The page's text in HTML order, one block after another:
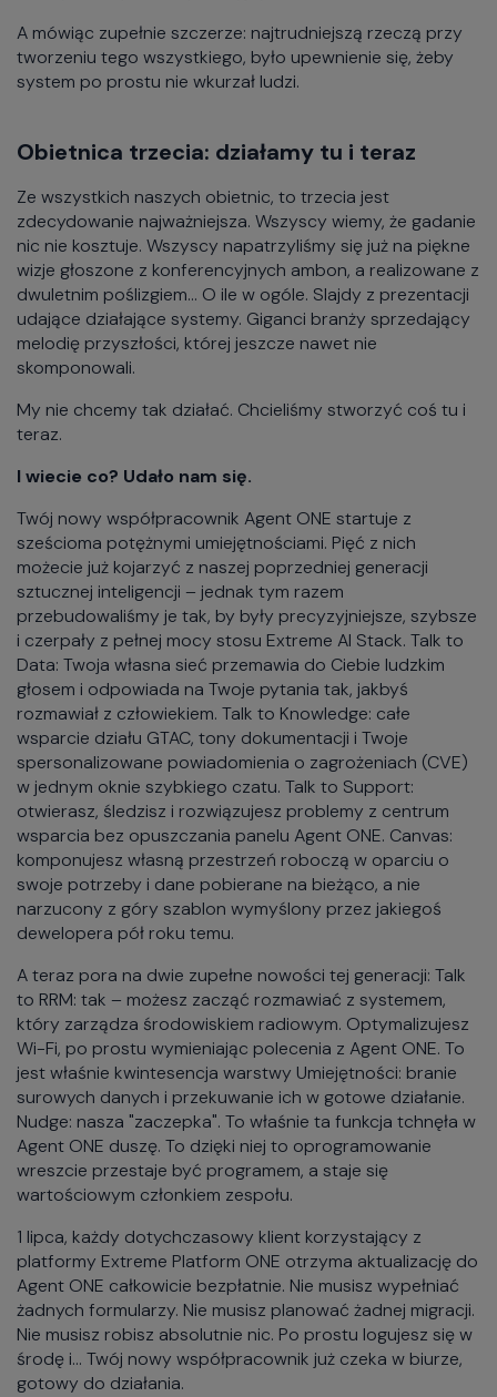
A mówiąc zupełnie szczerze: najtrudniejszą rzeczą przy
tworzeniu tego wszystkiego, było upewnienie się, żeby
system po prostu nie wkurzał ludzi.
Obietnica trzecia: działamy tu i teraz
Ze wszystkich naszych obietnic, to trzecia jest
zdecydowanie najważniejsza. Wszyscy wiemy, że gadanie
nic nie kosztuje. Wszyscy napatrzyliśmy się już na piękne
wizje głoszone z konferencyjnych ambon, a realizowane z
dwuletnim poślizgiem... O ile w ogóle. Slajdy z prezentacji
udające działające systemy. Giganci branży sprzedający
melodię przyszłości, której jeszcze nawet nie
skomponowali.
My nie chcemy tak działać. Chcieliśmy stworzyć coś tu i
teraz.
I wiecie co? Udało nam się.
Twój nowy współpracownik Agent ONE startuje z
sześcioma potężnymi umiejętnościami. Pięć z nich
możecie już kojarzyć z naszej poprzedniej generacji
sztucznej inteligencji – jednak tym razem
przebudowaliśmy je tak, by były precyzyjniejsze, szybsze
i czerpały z pełnej mocy stosu Extreme AI Stack. Talk to
Data: Twoja własna sieć przemawia do Ciebie ludzkim
głosem i odpowiada na Twoje pytania tak, jakbyś
rozmawiał z człowiekiem. Talk to Knowledge: całe
wsparcie działu GTAC, tony dokumentacji i Twoje
spersonalizowane powiadomienia o zagrożeniach (CVE)
w jednym oknie szybkiego czatu. Talk to Support:
otwierasz, śledzisz i rozwiązujesz problemy z centrum
wsparcia bez opuszczania panelu Agent ONE. Canvas:
komponujesz własną przestrzeń roboczą w oparciu o
swoje potrzeby i dane pobierane na bieżąco, a nie
narzucony z góry szablon wymyślony przez jakiegoś
dewelopera pół roku temu.
A teraz pora na dwie zupełne nowości tej generacji: Talk
to RRM: tak – możesz zacząć rozmawiać z systemem,
który zarządza środowiskiem radiowym. Optymalizujesz
Wi-Fi, po prostu wymieniając polecenia z Agent ONE. To
jest właśnie kwintesencja warstwy Umiejętności: branie
surowych danych i przekuwanie ich w gotowe działanie.
Nudge: nasza "zaczepka". To właśnie ta funkcja tchnęła w
Agent ONE duszę. To dzięki niej to oprogramowanie
wreszcie przestaje być programem, a staje się
wartościowym członkiem zespołu.
1 lipca, każdy dotychczasowy klient korzystający z
platformy Extreme Platform ONE otrzyma aktualizację do
Agent ONE całkowicie bezpłatnie. Nie musisz wypełniać
żadnych formularzy. Nie musisz planować żadnej migracji.
Nie musisz robisz absolutnie nic. Po prostu logujesz się w
środę i... Twój nowy współpracownik już czeka w biurze,
gotowy do działania.